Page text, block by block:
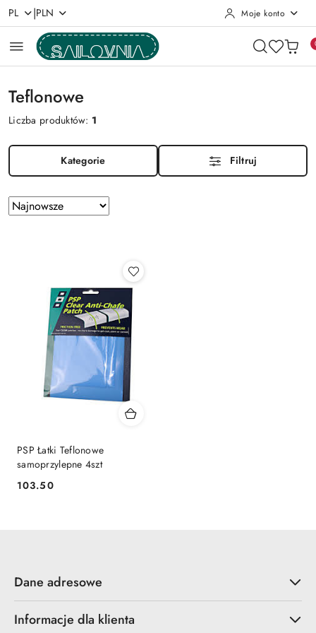
Przejdź do treści głównej
Przejdź do wyszukiwarki
Przejdź do moje konto
Przejdź do menu głównego
Przejdź do stopki
PL |PLN Moje konto
Teflonowe
Liczba produktów: 1
Kategorie Filtruj
Zastosowano
sortowanie:
Sortuj
według
PSP Łatki Teflonowe
samoprzylepne 4szt
Cena:
103.50
Dane adresowe
Informacje dla klienta